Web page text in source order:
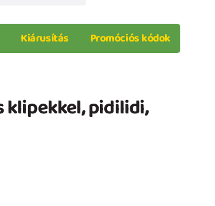
Kiárusítás Promóciós kódok
klipekkel, pidilidi,